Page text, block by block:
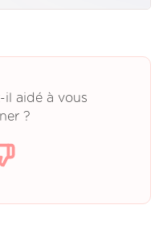
il aidé à vous
?